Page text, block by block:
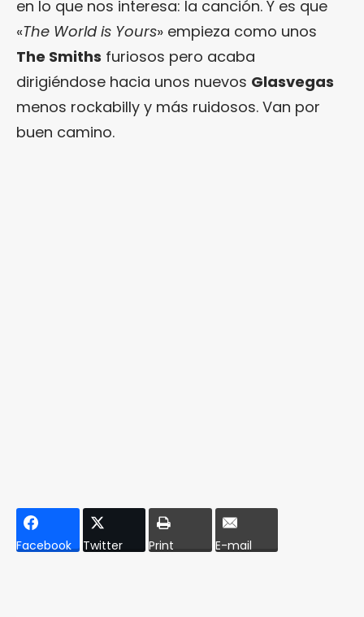
en lo que nos interesa: la canción. Y es que
«The World is Yours» empieza como unos
The Smiths furiosos pero acaba
dirigiéndose hacia unos nuevos Glasvegas
menos rockabilly y más ruidosos. Van por
buen camino.
Facebook Twitter Print E-mail